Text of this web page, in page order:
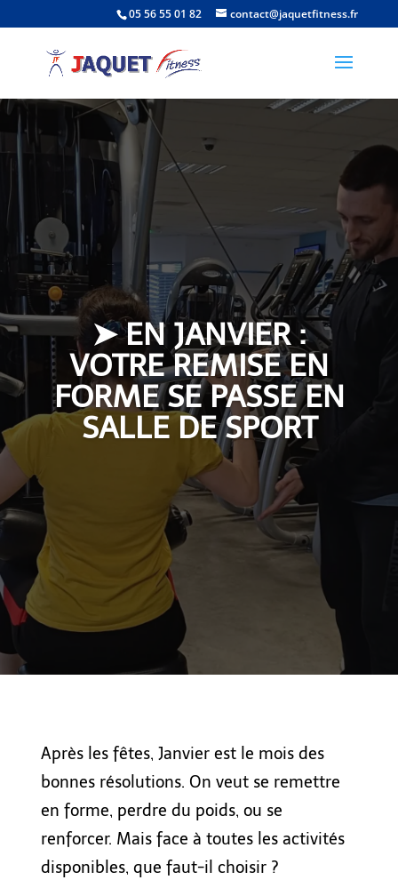
05 56 55 01 82 contact@jaquetfitness.fr
➤ EN JANVIER :
VOTRE REMISE EN
FORME SE PASSE EN
SALLE DE SPORT
Après les fêtes, Janvier est le mois des
bonnes résolutions. On veut se remettre
en forme, perdre du poids, ou se
renforcer. Mais face à toutes les activités
disponibles, que faut-il choisir ?